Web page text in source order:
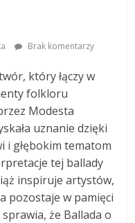
Brak komentarzy
który łączy w
folkloru
Modesta
uznanie dzięki
i głębokim tematom
tej ballady
inspiruje artystów,
pozostaje w pamięci
sprawia, że Ballada o